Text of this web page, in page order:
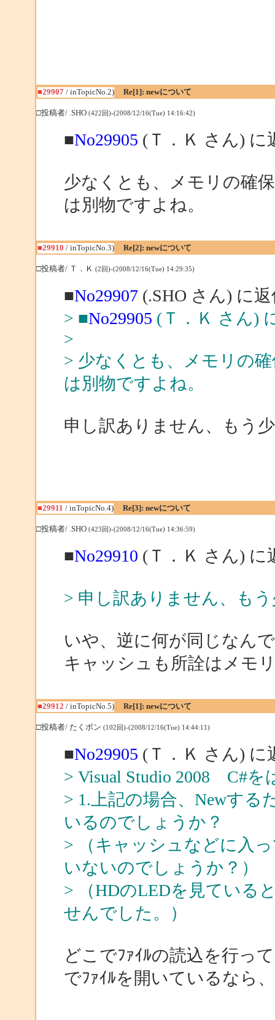
■29907/ inTopicNo.2) Re[1]: newについて
□投稿者/ .SHO (422回)-(2008/12/16(Tue) 14:16:42)
■No29905 (Ｔ．Ｋ さん) に
少なくとも、メモリの確
は別物ですよね。
■29910 / inTopicNo.3) Re[2]: newについて
□投稿者/ Ｔ．Ｋ (2回)-(2008/12/16(Tue) 14:29:35)
■No29907(.SHO さん) に返
> ■No29905 (Ｔ．Ｋ さん)
>
> 少なくとも、メモリの
は別物ですよね。
申し訳ありません、もう
■29911 / inTopicNo.4) Re[3]: newについて
□投稿者/ .SHO (423回)-(2008/12/16(Tue) 14:36:59)
■No29910 (Ｔ．Ｋ さん) に
> 申し訳ありません、も
いや、逆に何が同じなん
キャッシュも所詮はメモ
■29912 / inTopicNo.5) Re[1]: newについて
□投稿者/ たくボン (102回)-(2008/12/16(Tue) 14:44:11)
■No29905 (Ｔ．Ｋ さん) に
> Visual Studio 2008 C#
> 1.上記の場合、Newす
いるのでしょうか？
> （キャッシュなどに入
いないのでしょうか？）
> （HDのLEDを見ている
せんでした。）
どこでﾌｧｲﾙの読込を行っ
でﾌｧｲﾙを開いているなら